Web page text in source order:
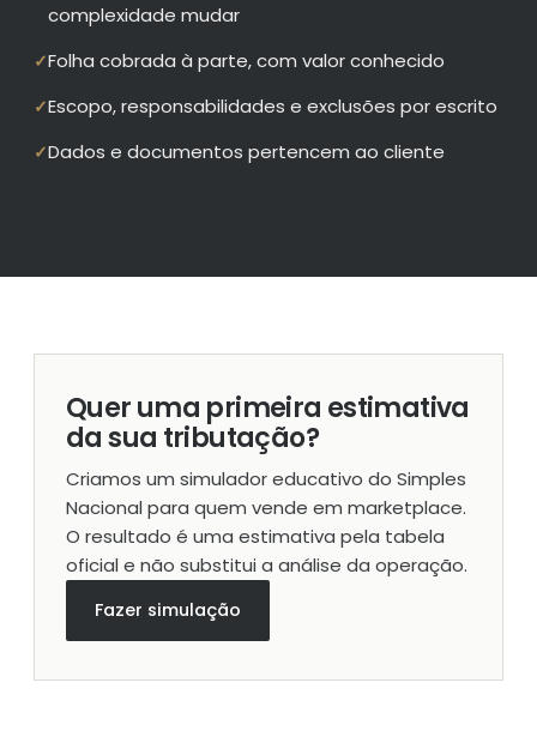
complexidade mudar
✓Folha cobrada à parte, com valor conhecido
✓Escopo, responsabilidades e exclusões por escrito
✓Dados e documentos pertencem ao cliente
Quer uma primeira estimativa
da sua tributação?
Criamos um simulador educativo do Simples
Nacional para quem vende em marketplace.
O resultado é uma estimativa pela tabela
oficial e não substitui a análise da operação.
Fazer simulação